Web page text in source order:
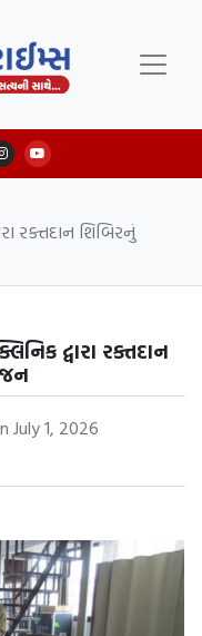
રક્તદાન શિબિરનું
દ્વારા રક્તદાન
July 1, 2026